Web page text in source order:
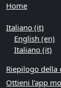
Home
Italiano ‎(it)‎
English ‎(en)‎
Italiano ‎(it)‎
Riepilogo della
Ottieni l'app